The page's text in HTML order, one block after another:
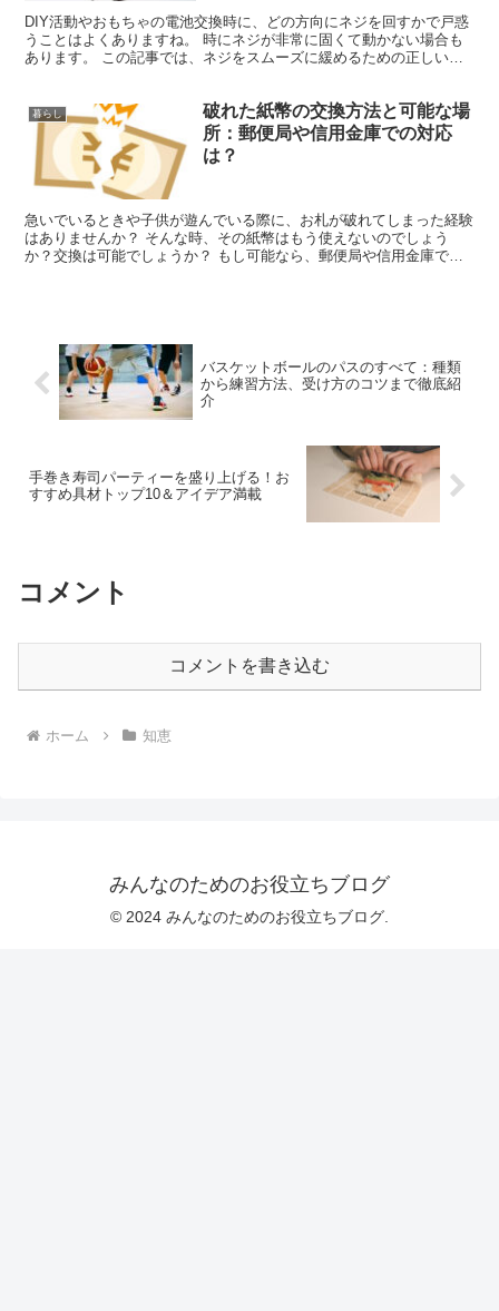
DIY活動やおもちゃの電池交換時に、どの方向にネジを回すかで戸惑
うことはよくありますね。 時にネジが非常に固くて動かない場合も
あります。 この記事では、ネジをスムーズに緩めるための正しい回
暮らし
破れた紙幣の交換方法と可能な場
所：郵便局や信用金庫での対応
は？
急いでいるときや子供が遊んでいる際に、お札が破れてしまった経験
はありませんか？ そんな時、その紙幣はもう使えないのでしょう
か？交換は可能でしょうか？ もし可能なら、郵便局や信用金庫での
バスケットボールのパスのすべて：種類
から練習方法、受け方のコツまで徹底紹
介
手巻き寿司パーティーを盛り上げる！お
すすめ具材トップ10＆アイデア満載
コメント
コメントを書き込む
ホーム 知恵
みんなのためのお役立ちブログ
© 2024 みんなのためのお役立ちブログ.